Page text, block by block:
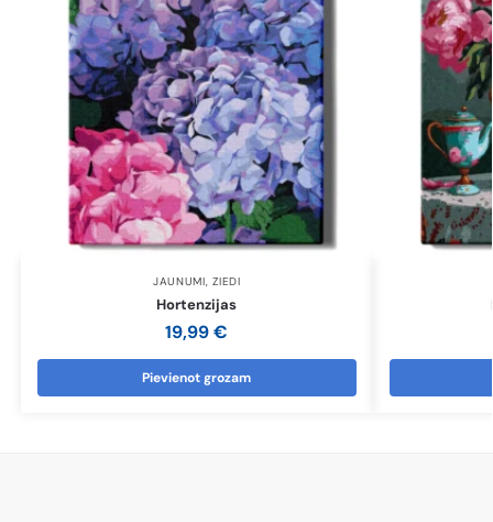
JAUNUMI,ZIEDI
Hortenzijas
19,99€
Pievienot grozam